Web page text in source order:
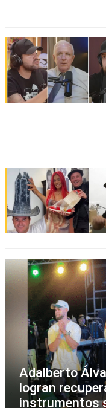
Adalberto
logran
instrumentos